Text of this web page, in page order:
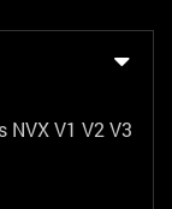
NVX V1 V2 V3